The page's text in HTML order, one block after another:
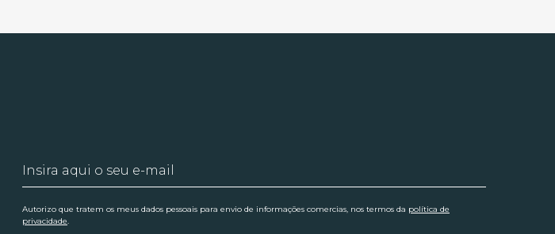
Autorizo que tratem os meus dados pessoais para envio de informações comercias, nos termos da política de
privacidade.